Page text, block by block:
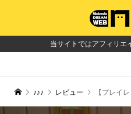
当サイトではアフィリエ
♪♪♪ レビュー 【プレイレビュー】短期決戦